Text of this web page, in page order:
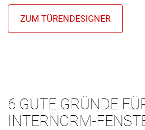
6 GUTE GRÜNDE
INTERNORM-